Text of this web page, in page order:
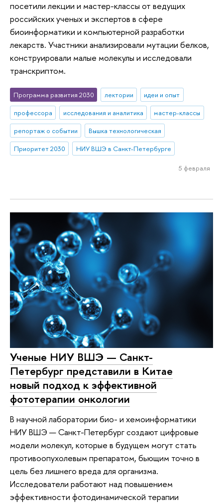
посетили лекции и мастер-классы от ведущих
российских ученых и экспертов в сфере
биоинформатики и компьютерной разработки
лекарств. Участники анализировали мутации белков,
конструировали малые молекулы и исследовали
транскриптом.
Программа развития 2030 лектории
идеи и опыт
профессора
исследования и аналитика
мастер-классы
репортаж о событии
Вышка технологическая
Приоритет 2030
НИУ ВШЭ в Санкт-Петербурге
5 февраля
Ученые НИУ ВШЭ — Санкт-
Петербург представили в Китае
новый подход к эффективной
фототерапии онкологии
В научной лаборатории био- и хемоинформатики
НИУ ВШЭ — Санкт-Петербург создают цифровые
модели молекул, которые в будущем могут стать
противоопухолевым препаратом, бьющим точно в
цель без лишнего вреда для организма.
Исследователи работают над повышением
эффективности фотодинамической терапии